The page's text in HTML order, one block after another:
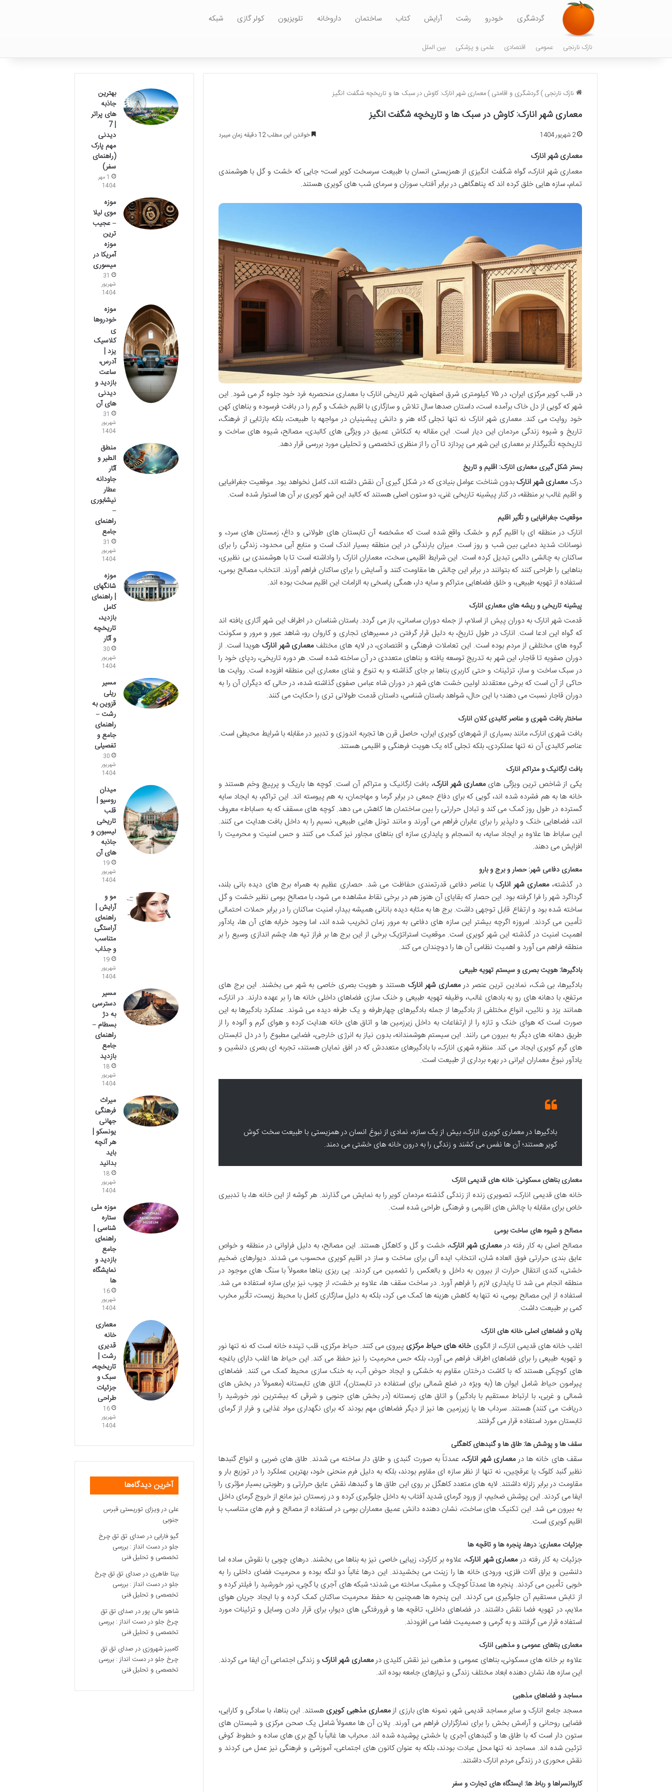
گردشگری خودرو رشت آرایش کتاب ساختمان داروخانه تلویزیون کولر گازی شبکه
نازک نارنجی عمومی اقتصادی علمی و پزشکی بین الملل
نازک نارنجی ) گردشگری و اقامتی ) معماری شهر انارک: کاوش در سبک ها و تاریخچه شگفت انگیز
معماری شهر انارک: کاوش در سبک ها و تاریخچه شگفت انگیز
2 شهریور 1404 خواندن این مطلب 12 دقیقه زمان میبرد
معماری شهر انارک
معماری شهر انارک، گواه شگفت انگیزی از همزیستی انسان با طبیعت سرسخت کویر است؛ جایی که خشت و گل با هوشمندی
تمام، سازه هایی خلق کرده اند که پناهگاهی در برابر آفتاب سوزان و سرمای شب های کویری هستند.
در قلب کویر مرکزی ایران، در ۷۵ کیلومتری شرق اصفهان، شهر تاریخی انارک با معماری منحصربه فرد خود جلوه گر می شود. این
شهر که گویی از دل خاک برآمده است، داستان صدها سال تلاش و سازگاری با اقلیم خشک و گرم را در بافت فرسوده و بناهای کهن
خود روایت می کند. معماری شهر انارک نه تنها تجلی گاه هنر و دانش پیشینیان در مواجهه با طبیعت، بلکه بازتابی از فرهنگ،
تاریخ و شیوه زندگی مردمان این دیار است. این مقاله به کنکاش عمیق در ویژگی های کالبدی، مصالح، شیوه های ساخت و
تاریخچه تأثیرگذار بر معماری این شهر می پردازد تا آن را از منظری تخصصی و تحلیلی مورد بررسی قرار دهد.
بستر شکل گیری معماری انارک: اقلیم و تاریخ
درکمعماری شهر انارکبدون شناخت عوامل بنیادی که در شکل گیری آن نقش داشته اند، کامل نخواهد بود. موقعیت جغرافیایی
و اقلیم غالب بر منطقه، در کنار پیشینه تاریخی غنی، دو ستون اصلی هستند که کالبد این شهر کویری بر آن ها استوار شده است.
موقعیت جغرافیایی و تأثیر اقلیم
انارک در منطقه ای با اقلیم گرم و خشک واقع شده است که مشخصه آن تابستان های طولانی و داغ، زمستان های سرد، و
نوسانات شدید دمایی بین شب و روز است. میزان بارندگی در این منطقه بسیار اندک است و منابع آبی محدود، زندگی را برای
ساکنان به چالشی دائمی تبدیل کرده است. این شرایط اقلیمی سخت، معماران انارک را واداشته است تا با هوشمندی بی نظیری،
بناهایی را طراحی کنند که بتوانند در برابر این چالش ها مقاومت کنند و آسایش را برای ساکنان فراهم آورند. انتخاب مصالح بومی،
استفاده از تهویه طبیعی، و خلق فضاهایی متراکم و سایه دار، همگی پاسخی به الزامات این اقلیم سخت بوده اند.
پیشینه تاریخی و ریشه های معماری انارک
قدمت شهر انارک به دوران پیش از اسلام، از جمله دوران ساسانی، باز می گردد. باستان شناسان در اطراف این شهر آثاری یافته اند
که گواه این ادعا است. انارک در طول تاریخ، به دلیل قرار گرفتن در مسیرهای تجاری و کاروان رو، شاهد عبور و مرور و سکونت
گروه های مختلفی از مردم بوده است. این تعاملات فرهنگی و اقتصادی، در لایه های مختلفمعماری شهر انارک هویدا است. از
دوران صفویه تا قاجار، این شهر به تدریج توسعه یافته و بناهای متعددی در آن ساخته شده است. هر دوره تاریخی، ردپای خود را
در سبک ساخت و ساز، تزئینات و حتی کاربری بناها بر جای گذاشته و به تنوع و غنای معماری این منطقه افزوده است. روایت ها
حاکی از آن است که برخی معتقدند اولین خشت های شهر در دوران شاه عباس صفوی گذاشته شده، در حالی که دیگران آن را به
دوران قاجار نسبت می دهند؛ با این حال، شواهد باستان شناسی، داستان قدمت طولانی تری را حکایت می کنند.
ساختار بافت شهری و عناصر کالبدی کلان انارک
بافت شهری انارک، مانند بسیاری از شهرهای کویری ایران، حاصل قرن ها تجربه اندوزی و تدبیر در مقابله با شرایط محیطی است.
عناصر کالبدی آن نه تنها عملکردی، بلکه تجلی گاه یک هویت فرهنگی و اقلیمی هستند.
بافت ارگانیک و متراکم انارک
یکی از شاخص ترین ویژگی هایمعماری شهر انارک، بافت ارگانیک و متراکم آن است. کوچه ها باریک و پرپیچ وخم هستند و
خانه ها به هم فشرده شده اند، گویی که برای دفاع جمعی در برابر گرما و مهاجمان، به هم پیوسته اند. این تراکم، به ایجاد سایه
گسترده در طول روز کمک می کند و تبادل حرارتی را بین ساختمان ها کاهش می دهد. کوچه های مسقف که به «ساباط» معروف
اند، فضاهایی خنک و دلپذیر را برای عابران فراهم می آورند و مانند تونل هایی طبیعی، نسیم را به داخل بافت هدایت می کنند.
این ساباط ها علاوه بر ایجاد سایه، به انسجام و پایداری سازه ای بناهای مجاور نیز کمک می کنند و حس امنیت و محرمیت را
افزایش می دهند.
معماری دفاعی شهر: حصار و برج و بارو
در گذشته،معماری شهر انارکبا عناصر دفاعی قدرتمندی حفاظت می شد. حصاری عظیم به همراه برج های دیده بانی بلند،
گرداگرد شهر را فرا گرفته بود. این حصار که بقایای آن هنوز هم در برخی نقاط مشاهده می شود، با مصالح بومی نظیر خشت و گل
ساخته شده بود و ارتفاع قابل توجهی داشت. برج ها به مثابه دیده بانانی همیشه بیدار، امنیت ساکنان را در برابر حملات احتمالی
تأمین می کردند. امروزه اگرچه بیشتر این سازه های دفاعی به مرور زمان تخریب شده اند، اما وجود خرابه های آن ها، یادآور
اهمیت امنیت در گذشته این شهر کویری است. موقعیت استراتژیک برخی از این برج ها بر فراز تپه ها، چشم اندازی وسیع را بر
منطقه فراهم می آورد و اهمیت نظامی آن ها را دوچندان می کند.
بادگیرها: هویت بصری و سیستم تهویه طبیعی
بادگیرها، بی شک، نمادین ترین عنصر درمعماری شهر انارک هستند و هویت بصری خاصی به شهر می بخشند. این برج های
مرتفع، با دهانه های رو به بادهای غالب، وظیفه تهویه طبیعی و خنک سازی فضاهای داخلی خانه ها را بر عهده دارند. در انارک،
همانند یزد و نائین، انواع مختلفی از بادگیرها از جمله بادگیرهای چهارطرفه و یک طرفه دیده می شوند. عملکرد بادگیرها به این
صورت است که هوای خنک و تازه را از ارتفاعات به داخل زیرزمین ها و اتاق های خانه هدایت کرده و هوای گرم و آلوده را از
طریق دهانه های دیگر به بیرون می رانند. این سیستم هوشمندانه، بدون نیاز به انرژی خارجی، فضایی مطبوع را در دل تابستان
های گرم کویری ایجاد می کند. منظره شهری انارک، با بادگیرهای متعددش که در افق نمایان هستند، تجربه ای بصری دلنشین و
یادآور نبوغ معماران ایرانی در بهره برداری از طبیعت است.
بادگیرها در معماری کویری انارک، بیش از یک سازه، نمادی از نبوغ انسان در همزیستی با طبیعت سخت کوش
کویر هستند؛ آن ها نفس می کشند و زندگی را به درون خانه های خشتی می دمند.
معماری بناهای مسکونی: خانه های قدیمی انارک
خانه های قدیمی انارک، تصویری زنده از زندگی گذشته مردمان کویر را به نمایش می گذارند. هر گوشه از این خانه ها، با تدبیری
خاص برای مقابله با چالش های اقلیمی و فرهنگی طراحی شده است.
مصالح و شیوه های ساخت بومی
مصالح اصلی به کار رفته درمعماری شهر انارک، خشت و گل و کاهگل هستند. این مصالح، به دلیل فراوانی در منطقه و خواص
عایق بندی حرارتی فوق العاده شان، انتخاب ایده آلی برای ساخت و ساز در اقلیم کویری محسوب می شدند. دیوارهای ضخیم
خشتی، کندی انتقال حرارت از بیرون به داخل و بالعکس را تضمین می کردند. پی ریزی بناها معمولاً با سنگ های موجود در
منطقه انجام می شد تا پایداری لازم را فراهم آورد. در ساخت سقف ها، علاوه بر خشت، از چوب نیز برای سازه استفاده می شد.
استفاده از این مصالح بومی، نه تنها به کاهش هزینه ها کمک می کرد، بلکه به دلیل سازگاری کامل با محیط زیست، تأثیر مخرب
کمی بر طبیعت داشت.
پلان و فضاهای اصلی خانه های انارک
اغلب خانه های قدیمی انارک، از الگویخانه های حیاط مرکزی پیروی می کنند. حیاط مرکزی، قلب تپنده خانه است که نه تنها نور
و تهویه طبیعی را برای فضاهای اطراف فراهم می آورد، بلکه حس محرمیت را نیز حفظ می کند. این حیاط ها اغلب دارای باغچه
های کوچکی هستند که با کاشت درختان مقاوم به خشکی و ایجاد حوض آب، به خنک سازی محیط کمک می کنند. فضاهای
پیرامون حیاط شامل ایوان ها (به ویژه در ضلع شمالی برای استفاده در تابستان)، اتاق های تابستانه (معمولاً در بخش های
شمالی و غربی، با ارتباط مستقیم با بادگیر) و اتاق های زمستانه (در بخش های جنوبی و شرقی که بیشترین نور خورشید را
دریافت می کنند) هستند. سرداب ها یا زیرزمین ها نیز از دیگر فضاهای مهم بودند که برای نگهداری مواد غذایی و فرار از گرمای
تابستان مورد استفاده قرار می گرفتند.
سقف ها و پوشش ها: طاق ها و گنبدهای کاهگلی
سقف های خانه ها درمعماری شهر انارک، عمدتاً به صورت گنبدی و طاق دار ساخته می شدند. طاق های ضربی و انواع گنبدها
نظیر گنبد کلوک یا عرقچین، نه تنها از نظر سازه ای مقاوم بودند، بلکه به دلیل فرم منحنی خود، بهترین عملکرد را در توزیع بار و
مقاومت در برابر زلزله داشتند. لایه های متعدد کاهگل بر روی این طاق ها و گنبدها، نقش عایق حرارتی و رطوبتی بسیار مؤثری را
ایفا می کردند. این پوشش ضخیم، از ورود گرمای شدید آفتاب به داخل جلوگیری کرده و در زمستان نیز مانع از خروج گرمای داخل
به بیرون می شد. این تکنیک های ساخت، نشان دهنده دانش عمیق معماران بومی در استفاده از مصالح و فرم های متناسب با
اقلیم کویری است.
جزئیات معماری: درها، پنجره ها و تاقچه ها
جزئیات به کار رفته درمعماری شهر انارک، علاوه بر کارکرد، زیبایی خاصی نیز به بناها می بخشند. درهای چوبی با نقوش ساده اما
دلنشین و یراق آلات فلزی، ورودی خانه ها را زینت می بخشیدند. این درها غالباً دو لنگه بوده و محرمیت فضای داخلی را به
خوبی تأمین می کردند. پنجره ها عمدتاً کوچک و مشبک ساخته می شدند؛ شبکه های آجری یا گچی، نور خورشید را فیلتر کرده و
از تابش مستقیم آن جلوگیری می کردند. این پنجره ها همچنین به حفظ محرمیت ساکنان کمک کرده و با ایجاد جریان هوای
ملایم، در تهویه فضا نقش داشتند. در فضاهای داخلی، تاقچه ها و فرورفتگی های دیوار، برای قرار دادن وسایل و تزئینات مورد
استفاده قرار می گرفتند و به گرمی و صمیمیت فضا می افزودند.
معماری بناهای عمومی و مذهبی انارک
علاوه بر خانه های مسکونی، بناهای عمومی و مذهبی نیز نقش کلیدی درمعماری شهر انارکو زندگی اجتماعی آن ایفا می کردند.
این سازه ها، نشان دهنده ابعاد مختلف زندگی و نیازهای جامعه بوده اند.
مساجد و فضاهای مذهبی
مسجد جامع انارک و سایر مساجد قدیمی شهر، نمونه های بارزی ازمعماری مذهبی کویری هستند. این بناها، با سادگی و کارایی،
فضایی روحانی و آرامش بخش را برای نمازگزاران فراهم می آورند. پلان آن ها معمولاً شامل یک صحن مرکزی و شبستان های
ستون دار است که با طاق ها و گنبدهای آجری یا خشتی پوشیده شده اند. محراب ها غالباً با گچ بری های ساده و خطوط کوفی
تزئین شده اند. مساجد نه تنها محل عبادت بودند، بلکه به عنوان کانون های اجتماعی، آموزشی و فرهنگی نیز عمل می کردند و
نقش محوری در زندگی مردم انارک داشتند.
کاروانسراها و رباط ها: ایستگاه های تجارت و سفر
بهترین
جاذبه
های پراتر
| 7
دیدنی
مهم پارک
(راهنمای
سفر)
1 مهر
1404
موزه
موی لیلا
– عجیب
ترین
موزه
آمریکا در
میسوری
31
شهریور
1404
موزه
خودروها
ی
کلاسیک
یزد |
آدرس،
ساعت
بازدید و
دیدنی
های آن
31
شهریور
1404
منطق
الطیر و
آثار
جاودانه
عطار
نیشابوری
–
راهنمای
جامع
31
شهریور
1404
موزه
شانگهای
| راهنمای
کامل
بازدید،
تاریخچه
و آثار
30
شهریور
1404
مسیر
ریلی
قزوین به
رشت –
راهنمای
جامع و
تفصیلی
30
شهریور
1404
میدان
روسیو |
قلب
تاریخی
لیسبون و
جاذبه
های آن
19
شهریور
1404
مو و
آرایش |
راهنمای
آراستگی
متناسب
و جذاب
19
شهریور
1404
مسیر
دسترسی
به دژ
بسطام –
راهنمای
جامع
بازدید
18
شهریور
1404
میراث
فرهنگی
جهانی
یونسکو |
هر آنچه
باید
بدانید
18
شهریور
1404
موزه ملی
ستاره
شناسی |
راهنمای
جامع
بازدید و
نمایشگاه
ها
16
شهریور
1404
معماری
خانه
قدیری
رشت |
تاریخچه،
سبک و
جزئیات
طراحی
16
شهریور
1404
آخرین دیدگاه‌ها
علی درویزای توریستی قبرس
جنوبی
گیو فارابی درصدای تق تق چرخ
جلو در دست انداز : بررسی
تخصصی و تحلیل فنی
بیتا طاهری درصدای تق تق چرخ
جلو در دست انداز : بررسی
تخصصی و تحلیل فنی
شاهو عالی پوردرصدای تق تق
چرخ جلو در دست انداز : بررسی
تخصصی و تحلیل فنی
کامبیز شهروزی درصدای تق تق
چرخ جلو در دست انداز : بررسی
تخصصی و تحلیل فنی